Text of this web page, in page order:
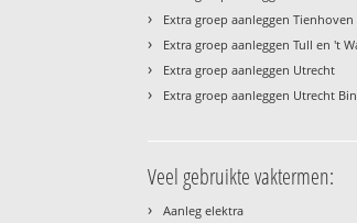
› Extra groep aanleggen Tienhoven
› Extra groep aanleggen Tull en 't
› Extra groep aanleggen Utrecht
› Extra groep aanleggen Utrecht
Veel gebruikte vaktermen:
› Aanleg elektra